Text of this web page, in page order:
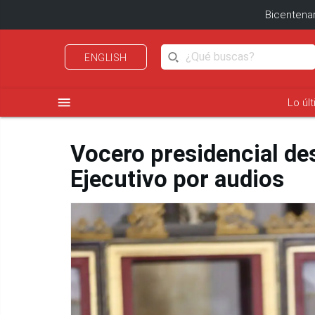
ENGLISH
menu Lo
Vocero presidencial
Ejecutivo por audios